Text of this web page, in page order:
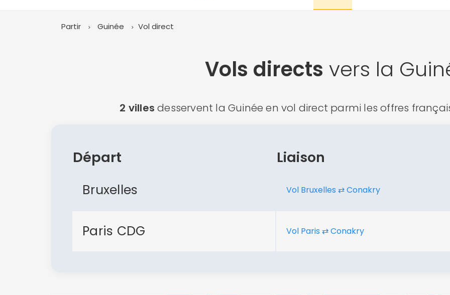
Partir Guinée Vol direct
Vols directs vers la
2 villes desservent la Guinée en vol direct parmi les offres
Départ Liaison
Bruxelles Vol Bruxelles ⇄ Conakry
Paris CDG Vol Paris ⇄ Conakry